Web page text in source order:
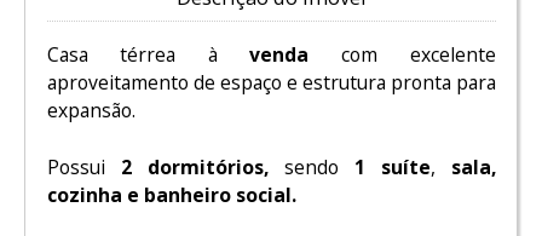
Casa térrea àvenda com excelente
aproveitamento de espaço e estrutura pronta para
expansão.
Possui 2 dormitórios,sendo 1 suíte, sala,
cozinha e banheiro social.